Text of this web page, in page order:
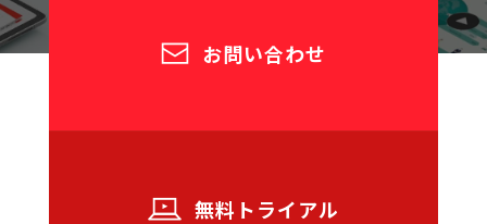
お問い合わせ
無料トライアル